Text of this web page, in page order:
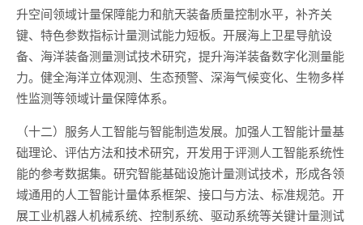
升空间领域计量保障能力和航天装备质量控制水平，补齐关
键、特色参数指标计量测试能力短板。开展海上卫星导航设
备、海洋装备测量测试技术研究，提升海洋装备数字化测量能
力。健全海洋立体观测、生态预警、深海气候变化、生物多样
性监测等领域计量保障体系。
（十二）服务人工智能与智能制造发展。加强人工智能计量基
础理论、评估方法和技术研究，开发用于评测人工智能系统性
能的参考数据集。研究智能基础设施计量测试技术，形成各领
域通用的人工智能计量体系框架、接口与方法、标准规范。开
展工业机器人机械系统、控制系统、驱动系统等关键计量测试